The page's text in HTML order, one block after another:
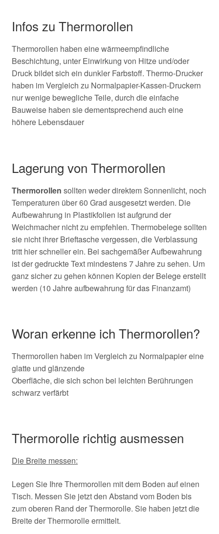
Infos zu Thermorollen
Thermorollen haben eine wärmeempfindliche
Beschichtung, unter Einwirkung von Hitze und/oder
Druck bildet sich ein dunkler Farbstoff. Thermo-Drucker
haben im Vergleich zu Normalpapier-Kassen-Druckern
nur wenige bewegliche Teile, durch die einfache
Bauweise haben sie dementsprechend auch eine
höhere Lebensdauer
Lagerung von Thermorollen
Thermorollen sollten weder direktem Sonnenlicht, noch
Temperaturen über 60 Grad ausgesetzt werden. Die
Aufbewahrung in Plastikfolien ist aufgrund der
Weichmacher nicht zu empfehlen. Thermobelege sollten
sie nicht ihrer Brieftasche vergessen, die Verblassung
tritt hier schneller ein. Bei sachgemäßer Aufbewahrung
ist der gedruckte Text mindestens 7 Jahre zu sehen. Um
ganz sicher zu gehen können Kopien der Belege erstellt
werden (10 Jahre aufbewahrung für das Finanzamt)
Woran erkenne ich Thermorollen?
Thermorollen haben im Vergleich zu Normalpapier eine
glatte und glänzende
Oberfläche, die sich schon bei leichten Berührungen
schwarz verfärbt
Thermorolle richtig ausmessen
Die Breite messen:
Legen Sie Ihre Thermorollen mit dem Boden auf einen
Tisch. Messen Sie jetzt den Abstand vom Boden bis
zum oberen Rand der Thermorolle. Sie haben jetzt die
Breite der Thermorolle ermittelt.